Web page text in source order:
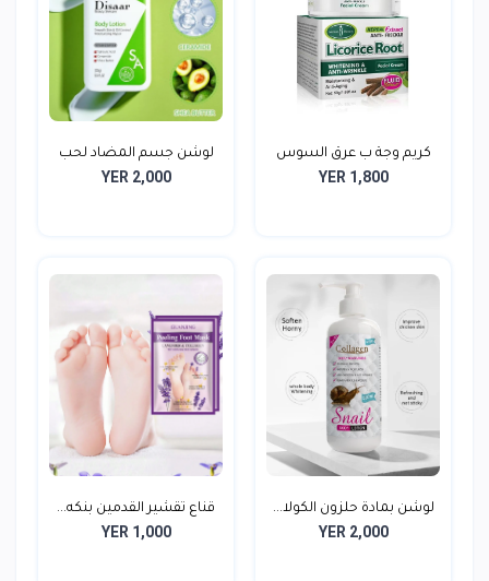
كريم وجة ب عرق السوس
YER 1,800
لوشن جسم المضاد لحب
الش...
YER 2,000
لوشن بمادة حلزون الكولا...
YER 2,000
قناع تقشير القدمين بنكه...
YER 1,000